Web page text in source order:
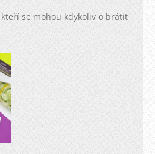
se mohou kdykoliv o brátit